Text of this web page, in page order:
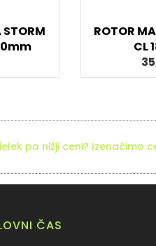
STORM
ROTOR
CL
po nižji ceni? Izenačimo
ČAS